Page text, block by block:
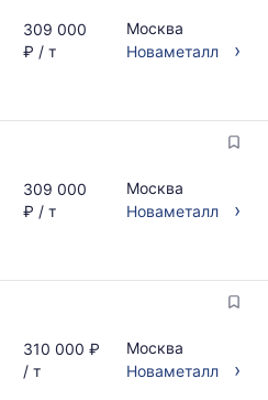
309 000
₽ / т
Москва
Новаметалл
›
309 000
₽ / т
Москва
Новаметалл
›
310 000 ₽
/ т
Москва
Новаметалл
›